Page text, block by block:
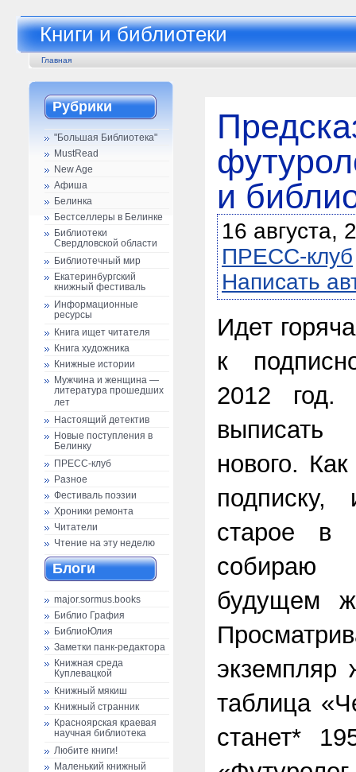
Книги и библиотеки
Главная
Рубрики
"Большая Библиотека"
MustRead
New Age
Афиша
Белинка
Бестселлеры в Белинке
Библиотеки
Свердловской области
Библиотечный мир
Екатеринбургский
книжный фестиваль
Информационные
ресурсы
Книга ищет читателя
Книга художника
Книжные истории
Мужчина и женщина —
литература прошедших
лет
Настоящий детектив
Новые поступления в
Белинку
ПРЕСС-клуб
Разное
Фестиваль поэзии
Хроники ремонта
Читатели
Чтение на эту неделю
Блоги
major.sormus.books
Библио Графия
БиблиоЮлия
Заметки панк-редактора
Книжная среда
Куплевацкой
Книжный мякиш
Книжный странник
Красноярская краевая
научная библиотека
Любите книги!
Маленький книжный
и
16 августа,
ПРЕСС-клуб
Написать
Идет
к
2012 год.
нового.
старое в
собираю
будущем
таблица
станет*